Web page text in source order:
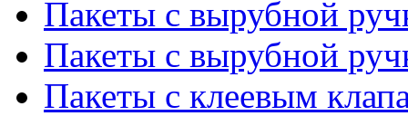
Пакеты с вырубной
Пакеты с вырубной
Пакеты с клеевым